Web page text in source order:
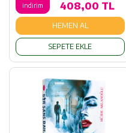
indirim 408,00 TL
HEMEN AL
SEPETE EKLE